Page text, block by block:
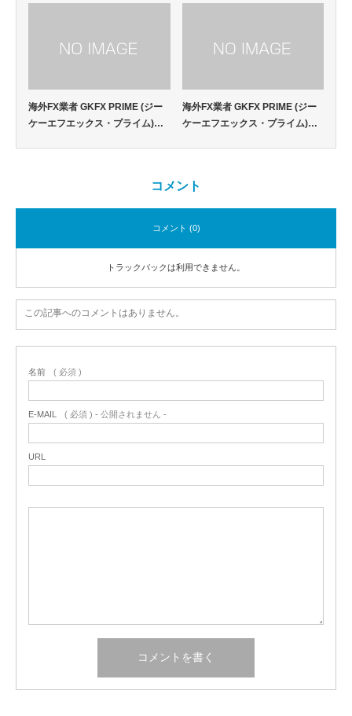
海外FX業者 GKFX PRIME (ジー
ケーエフエックス・プライム)…
海外FX業者 GKFX PRIME (ジー
ケーエフエックス・プライム)…
コメント
コメント (0)
トラックバックは利用できません。
この記事へのコメントはありません。
名前 ( 必須 )
E-MAIL ( 必須 ) - 公開されません -
URL